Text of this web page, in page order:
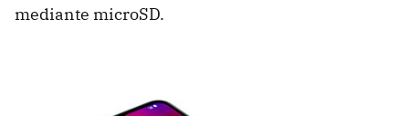
mediante microSD.